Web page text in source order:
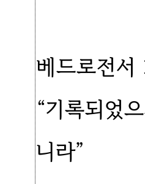
베드로전서
“기록되었
니라”